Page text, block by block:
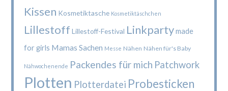
Kissen Kosmetiktasche Kosmetiktäschchen
Lillestoff Lillestoff-Festival Linkpartymade
for girls Mamas Sachen Messe Nähen Nähen für's Baby
Nähwochenende Packendes für mich Patchwork
Plotten Plotterdatei Probesticken